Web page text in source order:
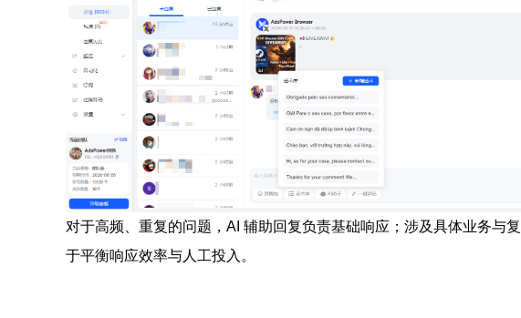
对于高频、重复的问题，AI 辅助回复负责基础响应；涉及具体业务与
于平衡响应效率与人工投入。